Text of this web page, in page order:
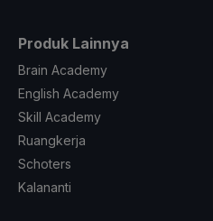
Produk Lainnya
Brain Academy
English Academy
Skill Academy
Ruangkerja
Schoters
Kalananti